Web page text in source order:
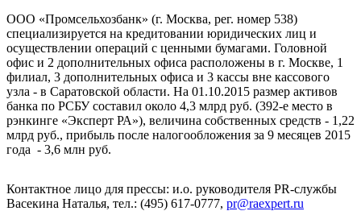
ООО «Промсельхозбанк» (г. Москва, рег. номер 538)
специализируется на кредитовании юридических лиц и
осуществлении операций с ценными бумагами. Головной
офис и 2 дополнительных офиса расположены в г. Москве, 1
филиал, 3 дополнительных офиса и 3 кассы вне кассового
узла - в Саратовской области. На 01.10.2015 размер активов
банка по РСБУ составил около 4,3 млрд руб. (392-е место в
рэнкинге «Эксперт РА»), величина собственных средств - 1,22
млрд руб., прибыль после налогообложения за 9 месяцев 2015
года - 3,6 млн руб.
Контактное лицо для прессы: и.о. руководителя PR-службы
Васекина Наталья, тел.: (495) 617-0777, pr@raexpert.ru